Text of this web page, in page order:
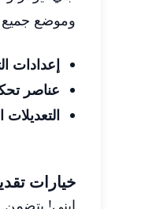
وموضع جميع
إعدادات
عناصر
التعديلات
خيارات